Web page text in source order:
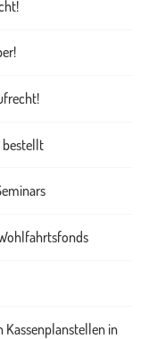
bestellt
Kassenplanstellen in